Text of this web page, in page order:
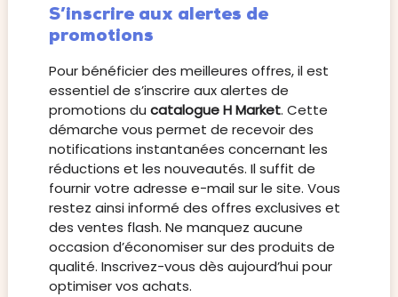
S’inscrire aux alertes de
promotions
Pour bénéficier des meilleures offres, il est
essentiel de s’inscrire aux alertes de
promotions du catalogue H Market. Cette
démarche vous permet de recevoir des
notifications instantanées concernant les
réductions et les nouveautés. Il suffit de
fournir votre adresse e-mail sur le site. Vous
restez ainsi informé des offres exclusives et
des ventes flash. Ne manquez aucune
occasion d’économiser sur des produits de
qualité. Inscrivez-vous dès aujourd’hui pour
optimiser vos achats.